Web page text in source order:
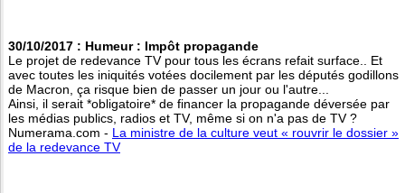
30/10/2017 : Humeur : Impôt propagande
Le projet de redevance TV pour tous les écrans refait surface.. Et
avec toutes les iniquités votées docilement par les députés godillons
de Macron, ça risque bien de passer un jour ou l'autre...
Ainsi, il serait *obligatoire* de financer la propagande déversée par
les médias publics, radios et TV, même si on n'a pas de TV ?
Numerama.com - La ministre de la culture veut « rouvrir le dossier »
de la redevance TV